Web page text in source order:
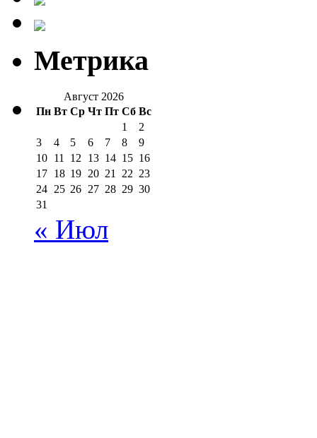
Метрика
Август 2026
Пн Вт Ср Чт Пт Сб Вс
1
2
3
4 5 6 7 8
9
10 11 12 13 14 15 16
17 18 19 20 21 22 23
24 25 26 27 28 29 30
31
« Июл